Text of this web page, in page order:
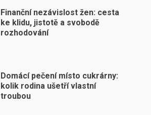
Finanční nezávislost žen: cesta
ke klidu, jistotě a svobodě
rozhodování
Domácí pečení místo cukrárny:
kolik rodina ušetří vlastní
troubou